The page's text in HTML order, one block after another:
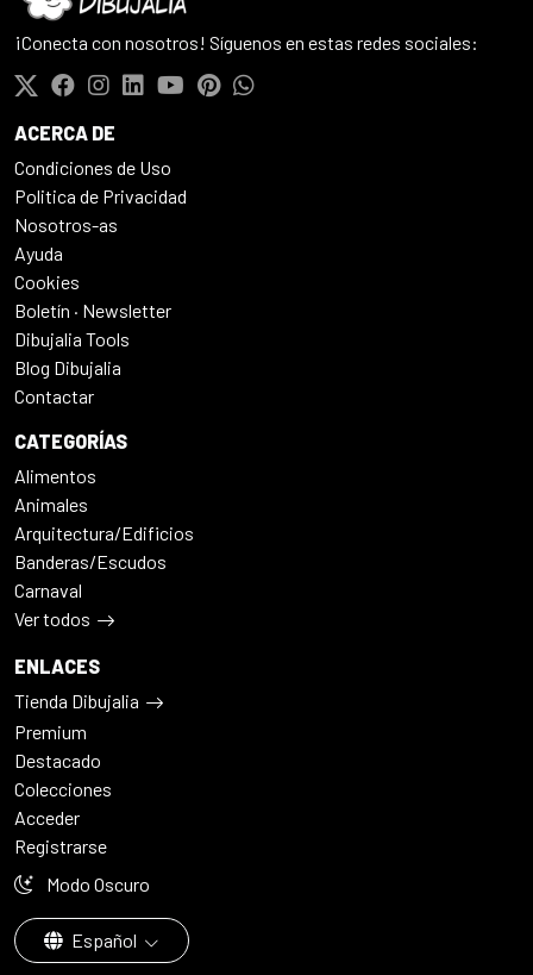
¡Conecta con nosotros! Síguenos en estas redes sociales:
ACERCA DE
Condiciones de Uso
Politica de Privacidad
Nosotros-as
Ayuda
Cookies
Boletín · Newsletter
Dibujalia Tools
Blog Dibujalia
Contactar
CATEGORÍAS
Alimentos
Animales
Arquitectura/Edificios
Banderas/Escudos
Carnaval
Ver todos
ENLACES
Tienda Dibujalia
Premium
Destacado
Colecciones
Acceder
Registrarse
Modo Oscuro
Español